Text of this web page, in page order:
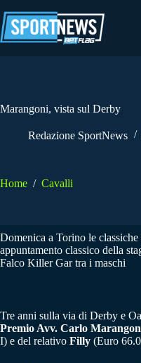
al
contenuto
Marangoni, vista sul Derby
Redazione SportNews
Home / Cavalli
Domenica a Torino le
appuntamento classico della
Falco Killer Gar tra i maschi
Tre anni sulla via di Derby e
Premio Avv. Carlo
I) e del relativo Filly (Euro